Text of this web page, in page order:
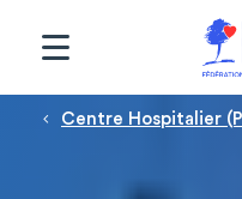
Fil d'Ariane
Centre Hospitalier
Panneau de gestion des